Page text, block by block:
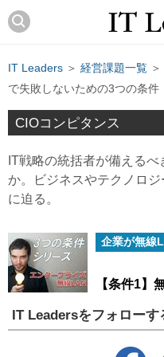
IT Leaders ＞ 経営課題一覧 ＞
で失敗しないための3つの条件
CIOコンピタンス
IT戦略の統括者が備える
か。ビジネスやテクノロ
に迫る。
企業が無線
【条件1】
IT Leadersをフォローす